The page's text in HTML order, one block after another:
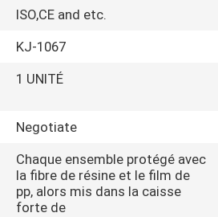
ISO,CE and etc.
KJ-1067
1 UNITÉ
Negotiate
Chaque ensemble protégé avec
la fibre de résine et le film de
pp, alors mis dans la caisse
forte de